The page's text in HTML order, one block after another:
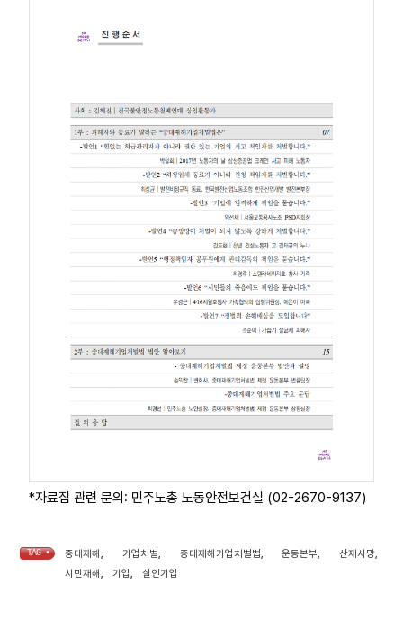
*자료집 관련 문의: 민주노총 노동안전보건실 (02-2670-9137)
TAG • 중대재해, 기업처벌, 중대재해기업처벌법, 운동본부, 산재사망,
시민재해, 기업, 살인기업